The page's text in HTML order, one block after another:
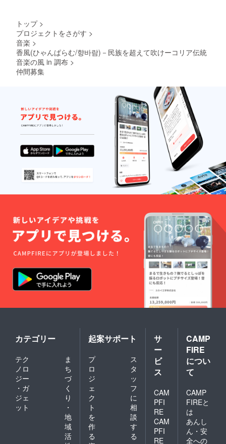
トップ >
プロジェクトをさがす >
音楽 >
香風(ひゃんぱらむ/향바람)－民族を超えて吹けーコリア伝統
音楽の風 in 調布 >
仲間募集
カテゴリー
テク
ノロ
ジー
・ガ
ジェ
ット
ま
ち
づ
く
り
・
地
域
活
起案サポート
プ
ロ
ジ
ェ
ク
ト
を
作
る
ス
タ
ッ
フ
に
相
談
す
る
サ
ー
ビ
ス
CAM
PFI
RE
CAM
PFI
RE
CAMP
FIRE
につい
て
CAMP
FIREと
は
あんし
ん・安
全への